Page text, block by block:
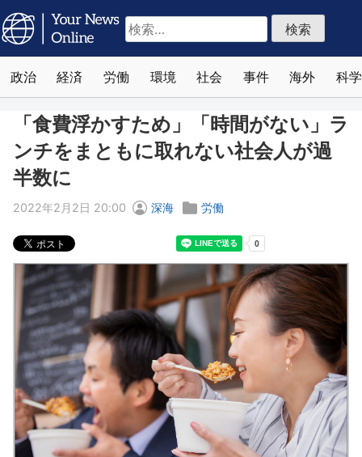
検
索:
政治 経済 労働 環境 社会 事件 海外 科学
「食費浮かすため」「時間がない」ラ
ンチをまともに取れない社会人が過
半数に
2022年2月2日 20:00 深海 労働